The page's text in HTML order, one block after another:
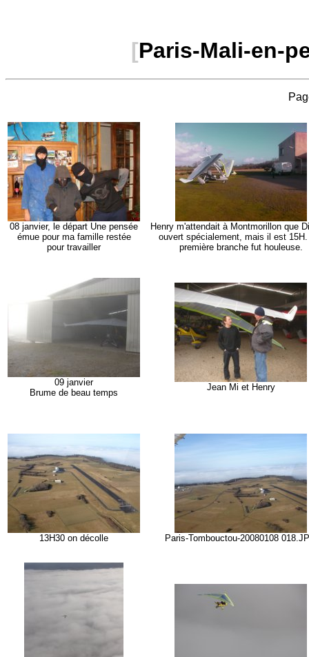
[Paris-Mali-en-
08 janvier, le départ Une pensée
émue pour ma famille restée
pour travailler
Henry m'attendait à Montmorillon que
ouvert spécialement, mais il est
première branche fut houleuse.
09 janvier
Brume de beau temps
Jean Mi et Henry
13H30 on décolle Paris-Tombouctou-20080108